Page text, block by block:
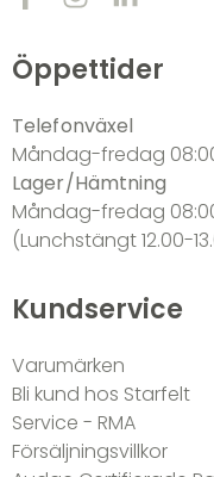
Öppettider
Telefonväxel
Måndag-fredag
Lager/Hämtning
Måndag-fredag
(Lunchstängt 12.00-
Kundservice
Varumärken
Bli kund hos Starfelt
Service - RMA
Försäljningsvillkor